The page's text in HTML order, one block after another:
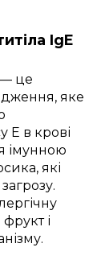
IgE
— це
яке
E в крові
імунною
які
і